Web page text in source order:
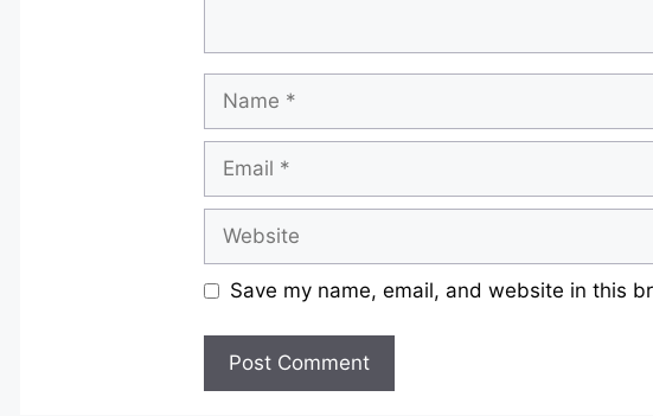
Save my name, email, and website in this